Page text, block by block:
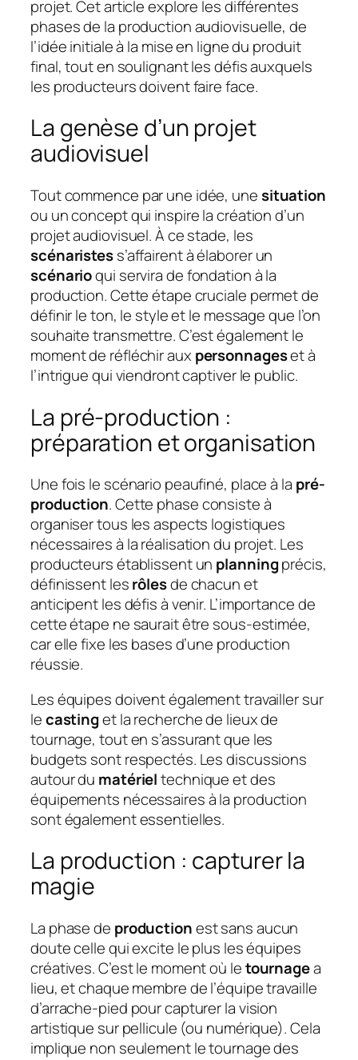
projet. Cet article explore les différentes
phases de la production audiovisuelle, de
l’idée initiale à la mise en ligne du produit
final, tout en soulignant les défis auxquels
les producteurs doivent faire face.
La genèse d’un projet
audiovisuel
Tout commence par une idée, unesituation
ou un concept qui inspire la création d’un
projet audiovisuel. À ce stade, les
scénaristess’affairent à élaborer un
scénarioqui servira de fondation à la
production. Cette étape cruciale permet de
définir le ton, le style et le message que l’on
souhaite transmettre. C’est également le
moment de réfléchir aux personnageset à
l’intrigue qui viendront captiver le public.
La pré-production :
préparation et organisation
Une fois le scénario peaufiné, place à la pré-
production. Cette phase consiste à
organiser tous les aspects logistiques
nécessaires à la réalisation du projet. Les
producteurs établissent un planningprécis,
définissent lesrôlesde chacun et
anticipent les défis à venir. L’importance de
cette étape ne saurait être sous-estimée,
car elle fixe les bases d’une production
réussie.
Les équipes doivent également travailler sur
lecastinget la recherche de lieux de
tournage, tout en s’assurant que les
budgets sont respectés. Les discussions
autour du matérieltechnique et des
équipements nécessaires à la production
sont également essentielles.
La production : capturer la
magie
La phase de productionest sans aucun
doute celle qui excite le plus les équipes
créatives. C’est le moment où letournagea
lieu, et chaque membre de l’équipe travaille
d’arrache-pied pour capturer la vision
artistique sur pellicule (ou numérique). Cela
implique non seulement le tournage des